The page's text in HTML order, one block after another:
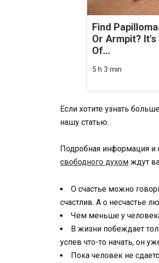
Find
Or Armpit?
Of...
5 h 3 min
Если хотите узнать
нашу статью.
Подробная информация и
свободного духом ждут
О счастье можно
счастлив. А о несчастье
Чем меньше у
В жизни побеждает
успев что-то начать, он
Пока человек не